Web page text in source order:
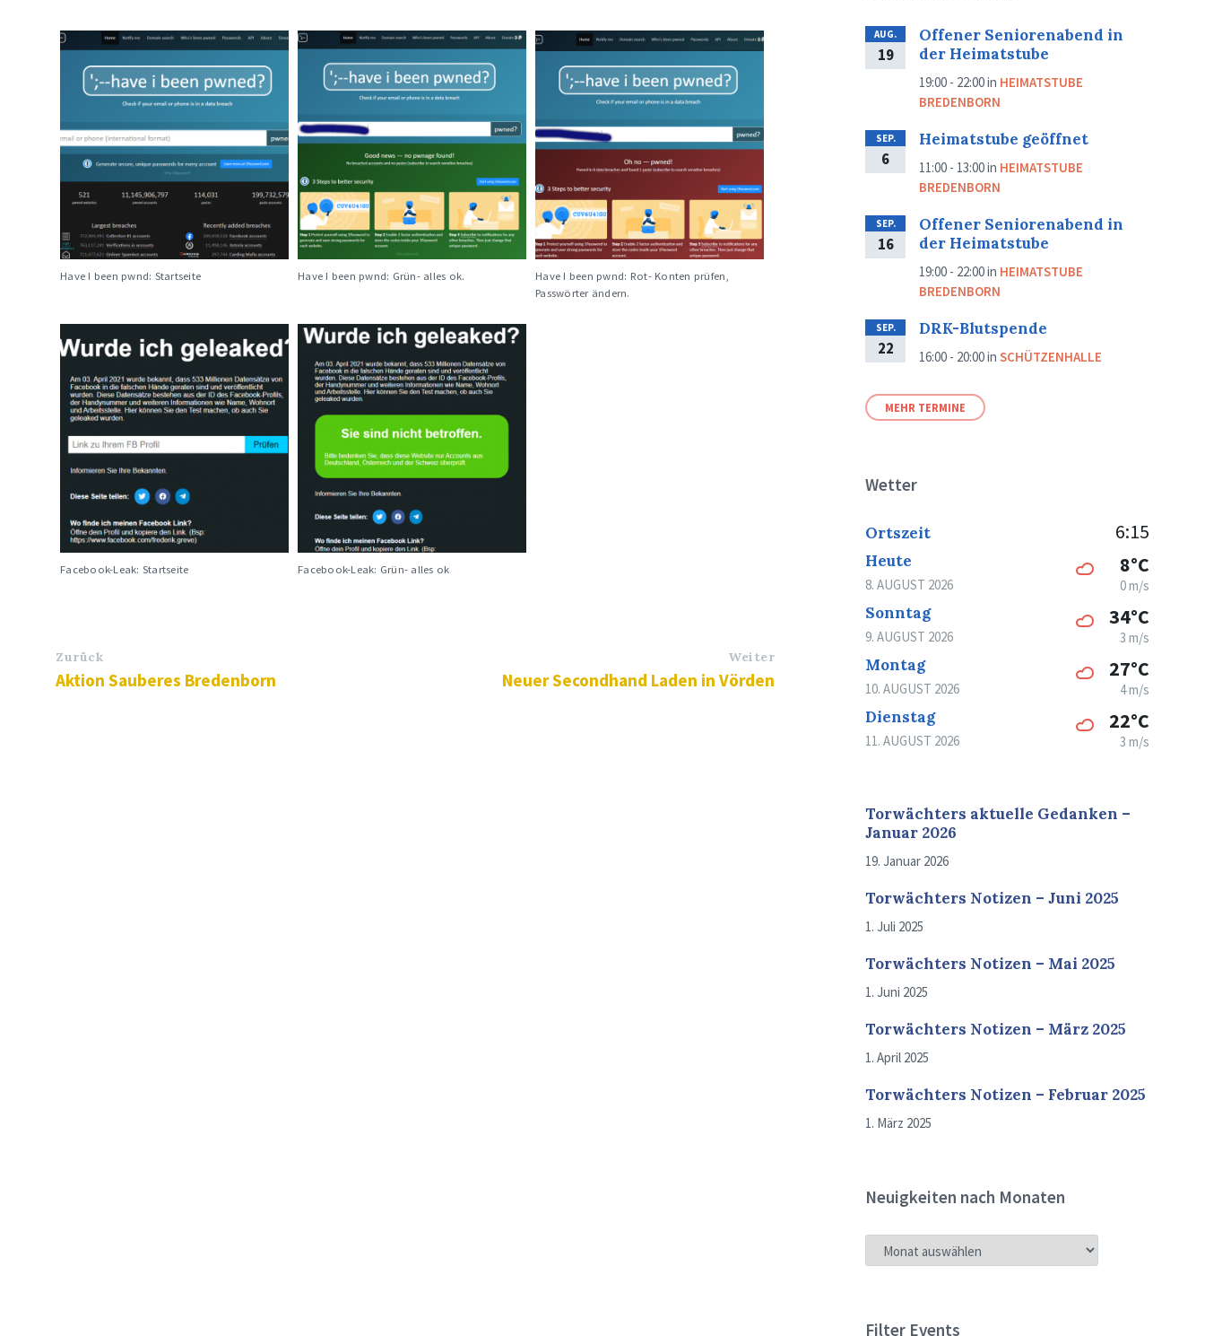
Have I been pwnd: Startseite Have I been pwnd: Grün- alles ok.
Have I been pwnd: Rot- Konten prüfen,
Passwörter ändern.
Facebook-Leak: Startseite Facebook-Leak: Grün- alles ok
Zurück
Aktion Sauberes Bredenborn
Weiter
Neuer Secondhand Laden in Vörden
AUG.
19
Offener Seniorenabend in
der Heimatstube
19:00 - 22:00in HEIMATSTUBE
BREDENBORN
SEP.
6
Heimatstube geöffnet
11:00 - 13:00in HEIMATSTUBE
BREDENBORN
SEP.
16
Offener Seniorenabend in
der Heimatstube
19:00 - 22:00in HEIMATSTUBE
BREDENBORN
SEP.
22
DRK-Blutspende
16:00 - 20:00inSCHÜTZENHALLE
MEHR TERMINE
Wetter
Ortszeit 6:15
Heute
8. AUGUST 2026
8°C
0 m/s
Sonntag
9. AUGUST 2026
34°C
3 m/s
Montag
10. AUGUST 2026
27°C
4 m/s
Dienstag
11. AUGUST 2026
22°C
3 m/s
Torwächters aktuelle Gedanken –
Januar 2026
19. Januar 2026
Torwächters Notizen – Juni 2025
1. Juli 2025
Torwächters Notizen – Mai 2025
1. Juni 2025
Torwächters Notizen – März 2025
1. April 2025
Torwächters Notizen – Februar 2025
1. März 2025
Neuigkeiten nach Monaten
NEUIGKEITEN
NACH
Filter Events